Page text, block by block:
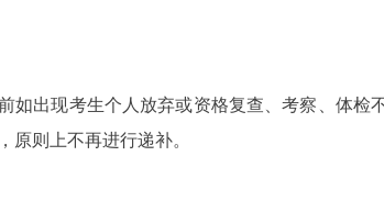
如出现考生个人放弃或资格复查、考察、体
原则上不再进行递补。